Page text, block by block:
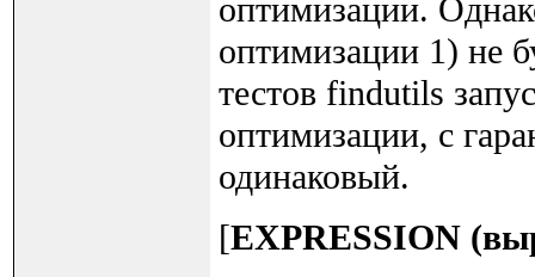
оптимизации.
оптимизации 1) не
тестов findutils
оптимизации, с
одинаковый.
[EXPRESSION